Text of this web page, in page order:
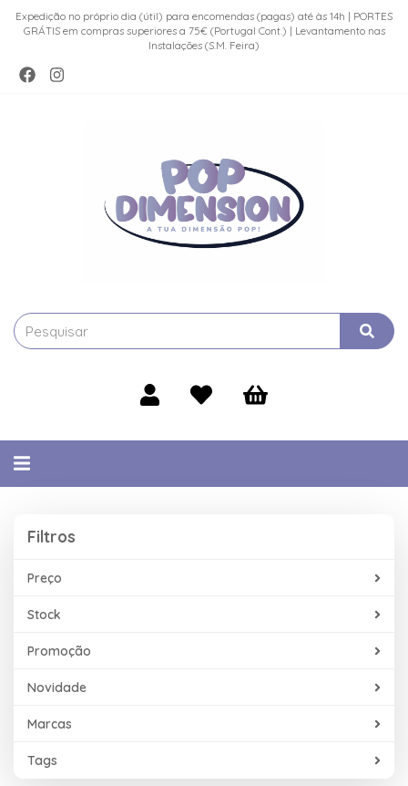
Expedição no próprio dia (útil) para encomendas (pagas) até às 14h | PORTES
GRÁTIS em compras superiores a 75€ (Portugal Cont.) | Levantamento nas
Instalações (S.M. Feira)
Alternar
Filtros
Preço
Stock
Promoção
Novidade
Marcas
Tags